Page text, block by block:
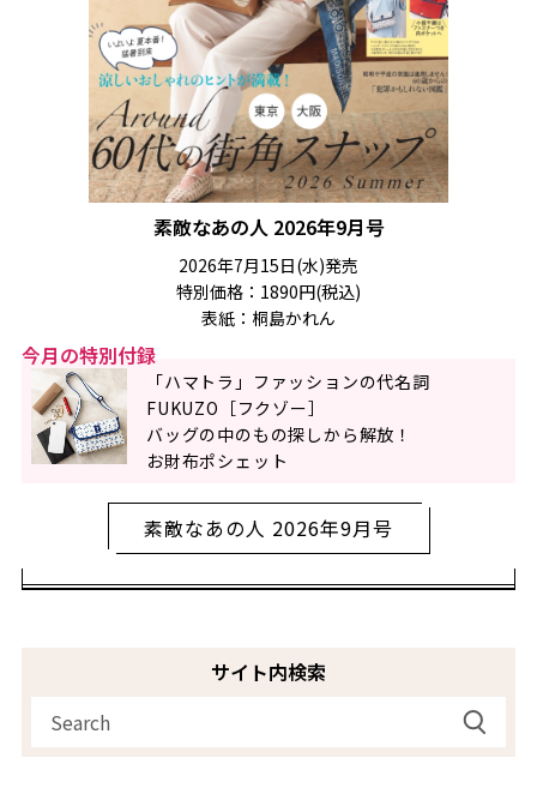
素敵なあの人 2026年9月号
2026年7月15日(水)発売
特別価格：1890円(税込)
表紙：桐島かれん
今月の特別付録
「ハマトラ」ファッションの代名詞
FUKUZO［フクゾー］
バッグの中のもの探しから解放！
お財布ポシェット
素敵なあの人 2026年9月号
サイト内検索